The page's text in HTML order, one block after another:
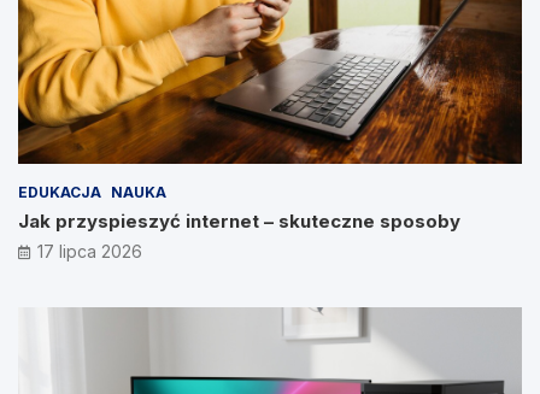
EDUKACJA NAUKA
Jak przyspieszyć internet – skuteczne sposoby
17 lipca 2026